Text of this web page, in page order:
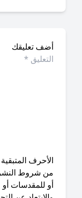
تعليقك
المتبقية - 1000/1000
شروط النشر : عدم
للمقدسات أو مهاجمة